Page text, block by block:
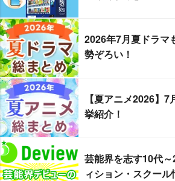
2026年7月夏ドラマ
勢ぞろい！
【夏アニメ2026】
挙紹介！
芸能界を志す10代
ィション・スクー